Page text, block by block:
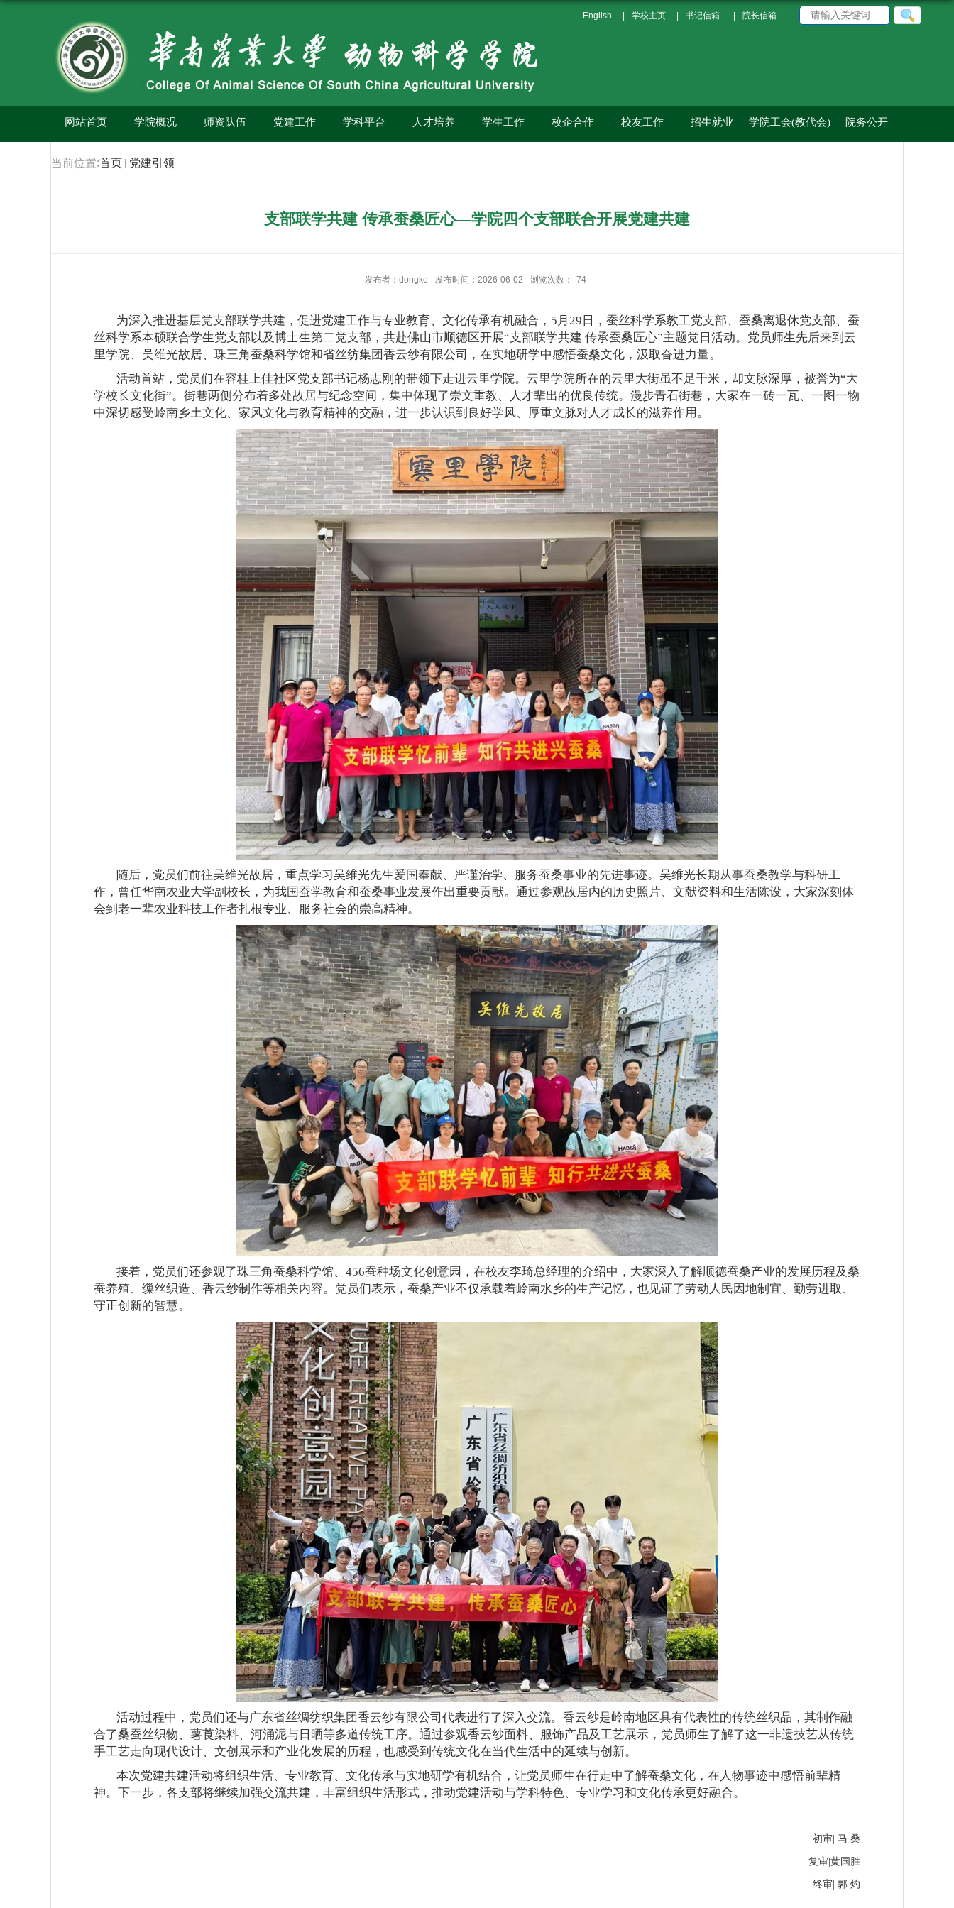
English 学校主页 书记信箱 院长信箱
网站首页 学院概况 师资队伍 党建工作 学科平台 人才培养 学生工作 校企合作 校友工作 招生就业 学院工会(教代会) 院务公开
当前位置:首页 党建引领
支部联学共建 传承蚕桑匠心—学院四个支部联合开展党建共建
发布者：dongke 发布时间：2026-06-02 浏览次数： 74
为深入推进基层党支部联学共建，促进党建工作与专业教育、文化传承有机融合，5月29日，蚕丝科学系教工党支部、蚕桑离退休党支部、蚕
丝科学系本硕联合学生党支部以及博士生第二党支部，共赴佛山市顺德区开展“支部联学共建 传承蚕桑匠心”主题党日活动。党员师生先后来到云
里学院、吴维光故居、 珠三角蚕桑科学馆和省丝纺集团香云纱有限公司，在实地研学中感悟蚕桑文化，汲取奋进力量。
活动首站，党员们在容桂上佳社区党支部书记杨志刚的带领下走进云里学院。云里学院所在的云里大街虽不足千米，却文脉深厚，被誉为“大
学校长文化街”。街巷两侧分布着多处故居与纪念空间，集中体现了崇文重教、人才辈出的优良传统。漫步青石街巷，大家在一砖一瓦、一图一物
中深切感受岭南乡土文化、家风文化与教育精神的交融，进一步认识到良好学风、厚重文脉对人才成长的滋养作用。
随后，党员们前往吴维光故居，重点学习吴维光先生爱国奉献、严谨治学、服务蚕桑事业的先进事迹。吴维光长期从事蚕桑教学与科研工
作，曾任华南农业大学副校长，为我国蚕学教育和蚕桑事业发展作出重要贡献。通过参观故居内的历史照片、文献资料和生活陈设，大家深刻体
会到老一辈农业科技工作者扎根专业、服务社会的崇高精神。
接着，党员们还参观了珠三角蚕桑科学馆、456蚕种场文化创意园 ，在校友李琦总经理的介绍中， 大家深入了解顺德蚕桑产业的发展历程及桑
蚕养殖、缫丝织造、香云纱制作等相关内容。党员们表示，蚕桑产业不仅承载着岭南水乡的生产记忆，也见证了劳动人民因地制宜、勤劳进取、
守正创新的智慧。
活动过程中，党员们还与广东省丝绸纺织集团香云纱有限公司代表进行了深入交流。香云纱是岭南地区具有代表性的传统丝织品，其制作融
合了桑蚕丝织物、薯莨染料、河涌泥与日晒等多道传统工序。通过参观香云纱面料、服饰产品及工艺展示，党员师生了解了这一非遗技艺从传统
手工艺走向现代设计、文创展示和产业化发展的历程，也感受到传统文化在当代生活中的延续与创新。
本次党建共建活动将组织生活、专业教育、文化传承与实地研学有机结合，让党员师生在行走中了解蚕桑文化，在人物事迹中感悟前辈精
神。下一步，各支部将继续加强交流共建，丰富组织生活形式，推动党建活动与学科特色、专业学习和文化传承更好融合。
初审| 马 桑
复审|黄国胜
终审| 郭 灼